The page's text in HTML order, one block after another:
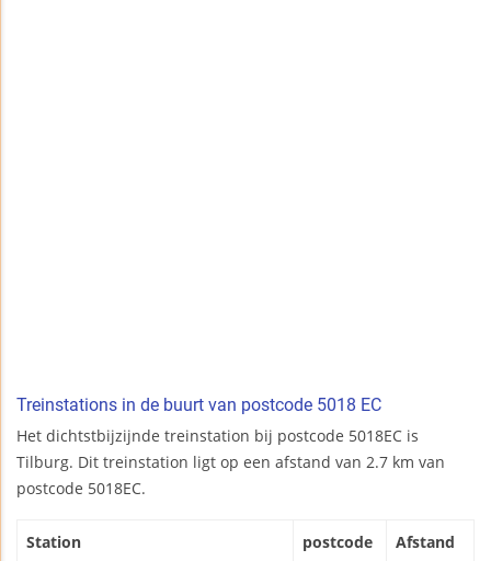
Treinstations in de buurt van postcode 5018 EC
Het dichtstbijzijnde treinstation bij postcode 5018EC is
Tilburg. Dit treinstation ligt op een afstand van 2.7 km van
postcode 5018EC.
Station postcode Afstand